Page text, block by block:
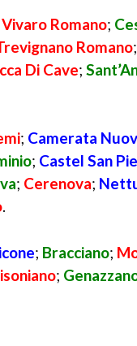
Vivaro Romano;
Romano;
Di Cave;
; Camerata
; Castel San
; Cerenova;
.
; Bracciano;
;